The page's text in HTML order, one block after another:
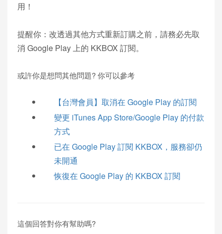
用！
提醒你：改透過其他方式重新訂購之前，請務必先取
消 Google Play 上的 KKBOX 訂閱。
金
租
或許你是想問其他問題? 你可以參考
【台灣會員】取消在 Google Play 的訂閱
變更 iTunes App Store/Google Play 的付款
方式
已在 Google Play 訂閱 KKBOX，服務卻仍
未開通
恢復在 Google Play 的 KKBOX 訂閱
這個回答對你有幫助嗎?